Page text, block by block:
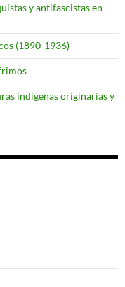
y antifascistas en
(1890-1936)
indígenas originarias y